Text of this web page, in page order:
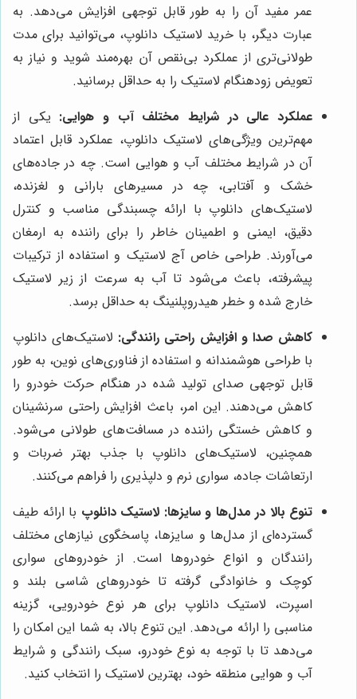
عمر مفید آن را به طور قابل توجهی افزایش می‌دهد. به
عبارت دیگر، با خرید لاستیک دانلوپ، می‌توانید برای مدت
طولانی‌تری از عملکرد بی‌نقص آن بهره‌مند شوید و نیاز به
تعویض زودهنگام لاستیک را به حداقل برسانید.
عملکرد عالی در شرایط مختلف آب و هوایی: یکی از
مهم‌ترین ویژگی‌های لاستیک دانلوپ، عملکرد قابل اعتماد
آن در شرایط مختلف آب و هوایی است. چه در جاده‌های
خشک و آفتابی، چه در مسیرهای بارانی و لغزنده،
لاستیک‌های دانلوپ با ارائه چسبندگی مناسب و کنترل
دقیق، ایمنی و اطمینان خاطر را برای راننده به ارمغان
می‌آورند. طراحی خاص آج لاستیک و استفاده از ترکیبات
پیشرفته، باعث می‌شود تا آب به سرعت از زیر لاستیک
خارج شده و خطر هیدروپلنینگ به حداقل برسد.
کاهش صدا و افزایش راحتی رانندگی: لاستیک‌های دانلوپ
با طراحی هوشمندانه و استفاده از فناوری‌های نوین، به طور
قابل توجهی صدای تولید شده در هنگام حرکت خودرو را
کاهش می‌دهند. این امر، باعث افزایش راحتی سرنشینان
و کاهش خستگی راننده در مسافت‌های طولانی می‌شود.
همچنین، لاستیک‌های دانلوپ با جذب بهتر ضربات و
ارتعاشات جاده، سواری نرم و دلپذیری را فراهم می‌کنند.
تنوع بالا در مدل‌ها و سایزها: لاستیک دانلوپ با ارائه طیف
گسترده‌ای از مدل‌ها و سایزها، پاسخگوی نیازهای مختلف
رانندگان و انواع خودروها است. از خودروهای سواری
کوچک و خانوادگی گرفته تا خودروهای شاسی بلند و
اسپرت، لاستیک دانلوپ برای هر نوع خودرویی، گزینه
مناسبی را ارائه می‌دهد. این تنوع بالا، به شما این امکان را
می‌دهد تا با توجه به نوع خودرو، سبک رانندگی و شرایط
آب و هوایی منطقه خود، بهترین لاستیک را انتخاب کنید.